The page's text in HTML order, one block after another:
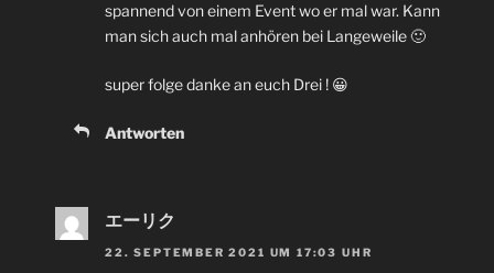
spannend von einem Event wo er mal war. Kann
man sich auch mal anhören bei Langeweile 🙂
super folge danke an euch Drei ! 😀
Antworten
エーリク
22. SEPTEMBER 2021 UM 17:03 UHR